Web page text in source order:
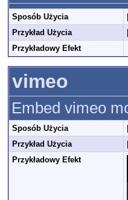
Sposób Użycia
Przykład Użycia
Przykładowy Efekt
vimeo
Embed vimeo
Sposób Użycia
Przykład Użycia
Przykładowy Efekt